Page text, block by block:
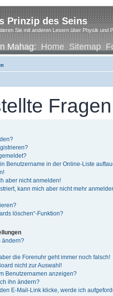
Prinzip des Seins
Sie mit anderen Lesern über Physik und
Mahag:Home Sitemap
Fragen
Benutzername in der Online-Liste
aber nicht anmelden!
kann mich aber nicht mehr
löschen“-Funktion?
ändern?
die Forenuhr geht immer noch falsch!
nicht zur Auswahl!
Benutzernamen anzeigen?
ihn ändern?
E-Mail-Link klicke, werde ich